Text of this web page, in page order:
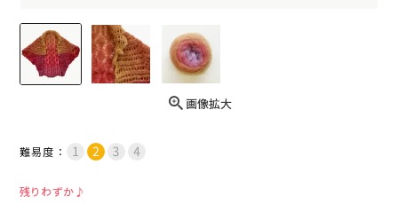
画像拡大
難易度：
残りわずか♪